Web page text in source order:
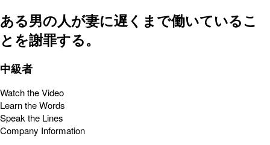
ある男の人が妻に遅くまで働いているこ
とを謝罪する。
中級者
Watch the Video
Learn the Words
Speak the Lines
Company Information